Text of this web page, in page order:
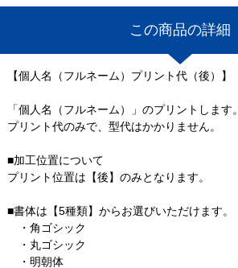
この商品の詳細
【個人名（フルネーム）プリント代（後）】
「個人名（フルネーム）」のプリントします。
プリント代のみで、型代はかかりません。
■加工位置について
プリント位置は【後】のみとなります。
■書体は【5種類】からお選びいただけます。
・角ゴシック
・丸ゴシック
・明朝体